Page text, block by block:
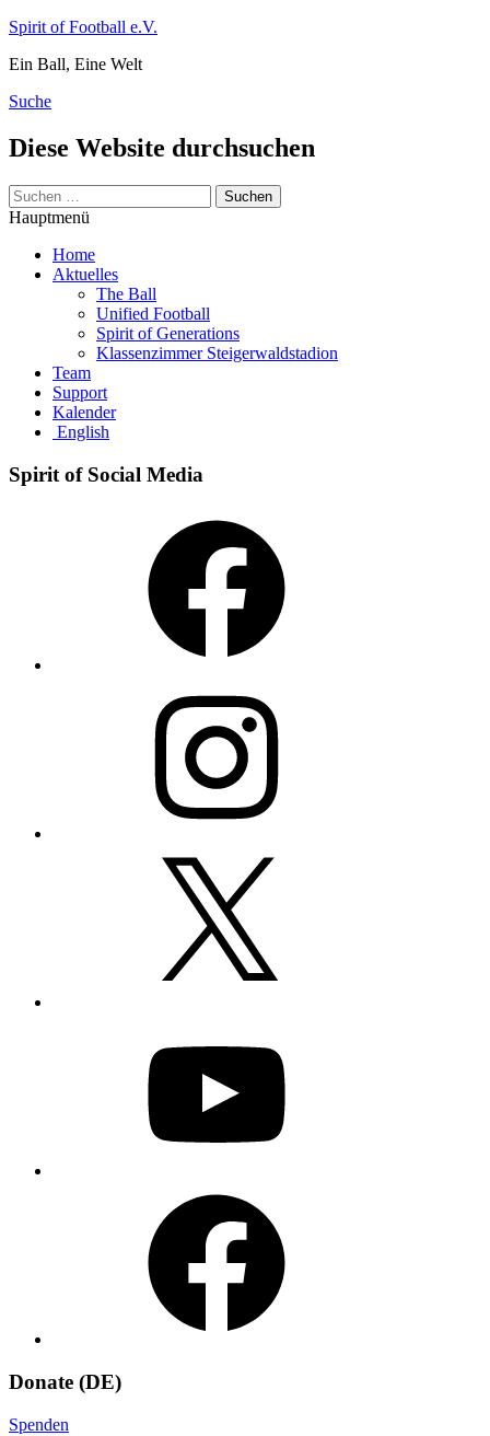
Zum
springen
Spirit of Football e.V.
Ein Ball, Eine Welt
Suche
Diese Website durchsuchen
Suchen
nach:
Hauptmenü
Home
Aktuelles
The Ball
Unified Football
Spirit of Generations
Klassenzimmer Steigerwaldstadion
Team
Support
Kalender
English
Spirit of Social Media
Donate (DE)
Spenden